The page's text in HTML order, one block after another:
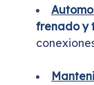
frenado y